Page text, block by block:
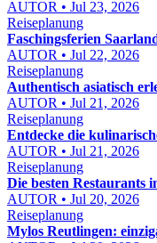
AUTOR • Jul 23, 2026
Reiseplanung
Faschingsferien
AUTOR • Jul 22, 2026
Reiseplanung
Authentisch asiatisch
AUTOR • Jul 21, 2026
Reiseplanung
Entdecke die
AUTOR • Jul 21, 2026
Reiseplanung
Die besten Restaurants
AUTOR • Jul 20, 2026
Reiseplanung
Mylos Reutlingen: